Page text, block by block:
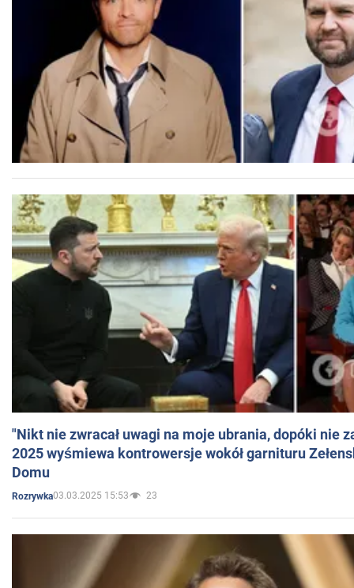
"Nikt nie zwracał uwagi na moje ubrania, dopóki nie
2025 wyśmiewa kontrowersje wokół garnituru
Domu
Rozrywka03.03.2025 15:53 23